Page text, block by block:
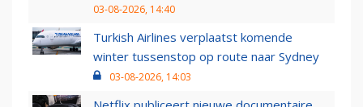
03-08-2026, 14:40
Turkish Airlines verplaatst komende
winter tussenstop op route naar Sydney
03-08-2026, 14:03